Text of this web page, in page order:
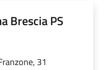
Brescia PS
31